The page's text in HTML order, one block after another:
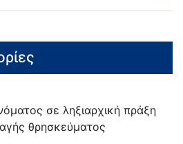
σε ληξιαρχική πράξη
θρησκεύματος